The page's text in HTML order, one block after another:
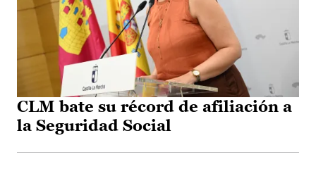
CLM bate su récord de afiliación a
la Seguridad Social